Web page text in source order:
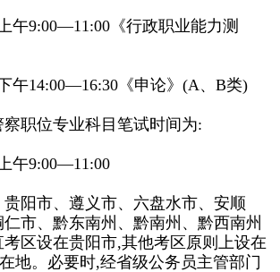
午9:00—11:00《行政职业能力测
午14:00—16:30《申论》(A、B类)
职位专业科目笔试时间为:
午9:00—11:00
阳市、遵义市、六盘水市、安顺
市、黔东南州、黔南州、黔西南州
考区设在贵阳市,其他考区原则上设在
地。必要时,经省级公务员主管部门